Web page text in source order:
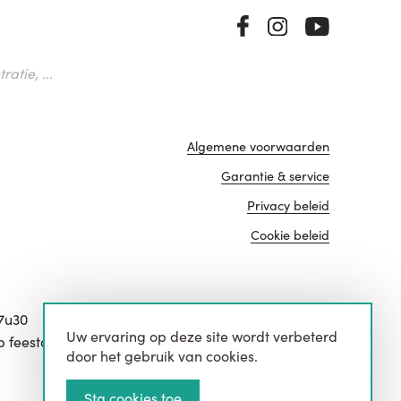
...
feestdagen.
Algemene voorwaarden
Garantie & service
Privacy beleid
Cookie beleid
website door
Uw ervaring op deze site wordt verbeterd
door het gebruik van cookies.